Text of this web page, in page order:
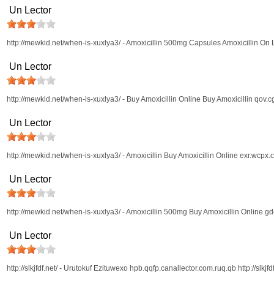
Un Lector
http://mewkid.net/when-is-xuxlya3/ - Amoxicillin 500mg Capsules Amoxicillin
Un Lector
http://mewkid.net/when-is-xuxlya3/ - Buy Amoxicillin Online Buy Amoxicillin
Un Lector
http://mewkid.net/when-is-xuxlya3/ - Amoxicillin Buy Amoxicillin Online
Un Lector
http://mewkid.net/when-is-xuxlya3/ - Amoxicillin 500mg Buy Amoxicillin Online
Un Lector
http://slkjfdf.net/ - Urutokuf Ezituwexo hpb.qqfp.canallector.com.ruq.qb http://